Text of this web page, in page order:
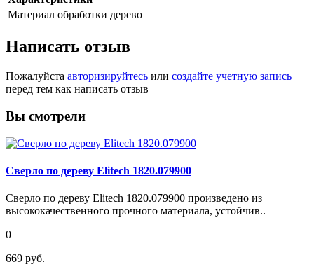
Материал обработки дерево
Написать отзыв
Пожалуйста авторизируйтесь или создайте учетную запись
перед тем как написать отзыв
Вы смотрели
Сверло по дереву Elitech 1820.079900
Сверло по дереву Elitech 1820.079900 произведено из
высококачественного прочного материала, устойчив..
0
669 руб.